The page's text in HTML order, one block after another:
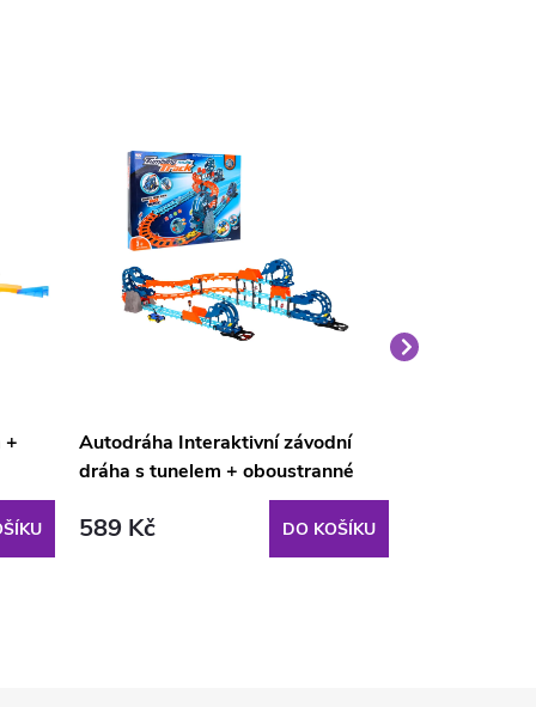
+
Autodráha Interaktivní závodní
dráha s tunelem + oboustranné
autíčko Zvuky Světla 80 dílů
589 Kč DO KOŠÍKU